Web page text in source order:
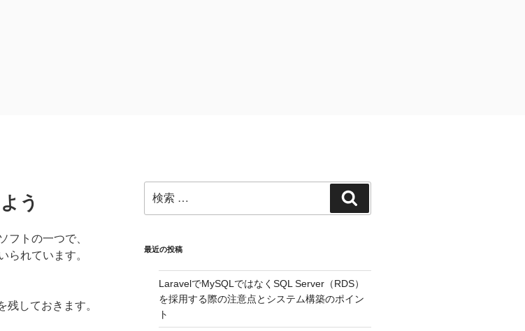
う
フトの一つで、
られています。
しておきます。
索:
索
最近の投稿
LaravelでMySQLではなくSQL Server（RDS）
を採用する際の注意点とシステム構築のポイン
ト